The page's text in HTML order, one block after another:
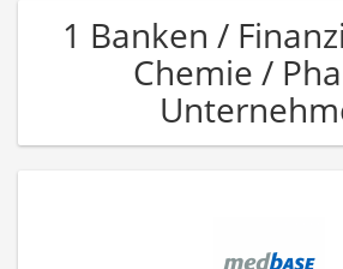
1 Banken /
Chemie /